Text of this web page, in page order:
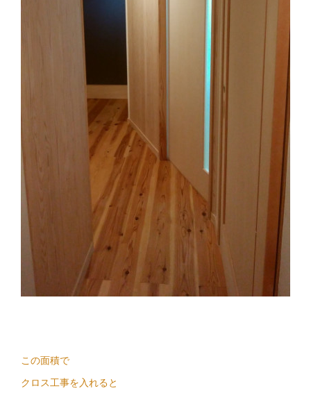
この面積で
クロス工事を入れると